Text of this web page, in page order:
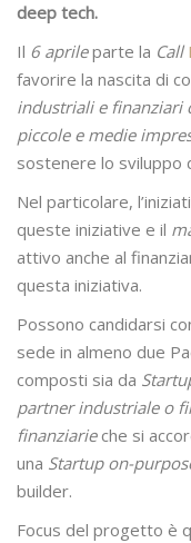
deep tech.
Il 6 aprileparte la Call
favorire la nascita di
industriali e finanziari
piccole e medie
sostenere lo sviluppo
Nel particolare,
queste iniziative e il
attivo anche al
questa iniziativa.
Possono candidarsi
sede in almeno due
composti sia da
partner industriale o
finanziarieche si
una Startup on-
builder.
Focus del progetto è